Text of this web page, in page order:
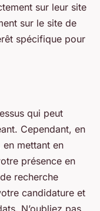
sur leur site
sur le site de
spécifique pour
qui peut
Cependant, en
mettant en
présence en
recherche
candidature et